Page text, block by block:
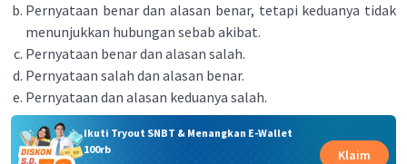
Pernyataan benar dan alasan benar, tetapi keduanya tidak
menunjukkan hubungan sebab akibat.
Pernyataan benar dan alasan salah.
Pernyataan salah dan alasan benar.
Pernyataan dan alasan keduanya salah.
Ikuti Tryout SNBT & Menangkan E-Wallet
100rb
Klaim